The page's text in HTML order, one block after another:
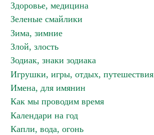
Здоровье, медицина
Зеленые смайлики
Зима, зимние
Злой, злость
Зодиак, знаки зодиака
Игрушки, игры, отдых, путешествия
Имена, для имянин
Как мы проводим время
Календари на год
Капли, вода, огонь